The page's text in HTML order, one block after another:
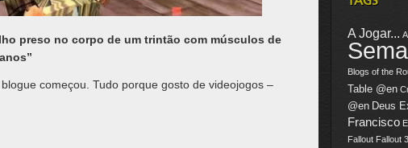
preso no corpo de um trintão com músculos de
começou. Tudo porque gosto de videojogos –
A Jogar...
Blogs of the
Table @en
@en Deus
Francisco
Fallout Fallout 3